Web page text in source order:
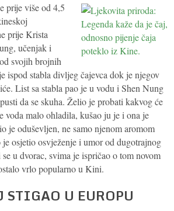
prije više od 4,5
prije Krista
učenjak i
svojih brojnih
ispod stabla divljeg čajevca dok je njegov
List sa stabla pao je u vodu i Shen Nung
da se skuha. Želio je probati kakvog će
voda malo ohladila, kušao ju je i ona je
je oduševljen, ne samo njenom aromom
osjetio osvježenje i umor od dugotrajnog
u dvorac, svima je ispričao o tom novom
vrlo popularno u Kini.
STIGAO U EUROPU